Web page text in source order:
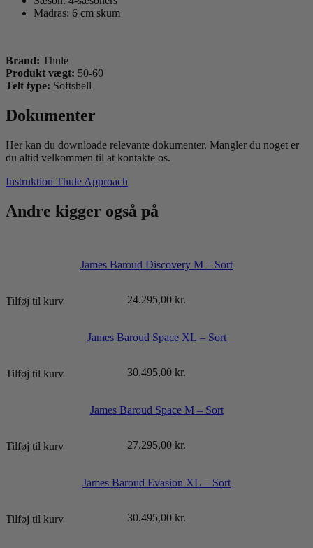
Madras: 6 cm skum
Brand: Thule
Produkt vægt: 50-60
Telt type: Softshell
Dokumenter
Her kan du downloade relevante dokumenter. Mangler du noget er
du altid velkommen til at kontakte os.
Instruktion Thule Approach
Andre kigger også på
James Baroud Discovery M – Sort
24.295,00 kr.
Tilføj til kurv
James Baroud Space XL – Sort
30.495,00 kr.
Tilføj til kurv
James Baroud Space M – Sort
27.295,00 kr.
Tilføj til kurv
James Baroud Evasion XL – Sort
30.495,00 kr.
Tilføj til kurv